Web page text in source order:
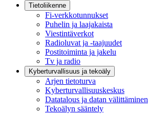
Tietoliikenne
Fi-verkkotunnukset
Puhelin ja laajakaista
Viestintäverkot
Radioluvat ja -taajuudet
Postitoiminta ja jakelu
Tv ja radio
Kyberturvallisuus ja tekoäly
Arjen tietoturva
Kyberturvallisuuskeskus
Datatalous ja datan välittäminen
Tekoälyn sääntely